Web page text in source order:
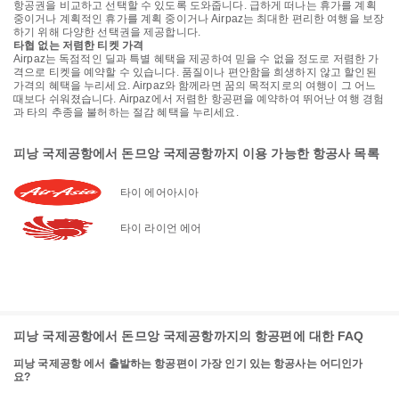
항공권을 비교하고 선택할 수 있도록 도와줍니다. 급하게 떠나는 휴가를 계획
중이거나 계획적인 휴가를 계획 중이거나 Airpaz는 최대한 편리한 여행을 보장
하기 위해 다양한 선택권을 제공합니다.
타협 없는 저렴한 티켓 가격
Airpaz는 독점적인 딜과 특별 혜택을 제공하여 믿을 수 없을 정도로 저렴한 가
격으로 티켓을 예약할 수 있습니다. 품질이나 편안함을 희생하지 않고 할인된
가격의 혜택을 누리세요. Airpaz와 함께라면 꿈의 목적지로의 여행이 그 어느
때보다 쉬워졌습니다. Airpaz에서 저렴한 항공편을 예약하여 뛰어난 여행 경험
과 타의 추종을 불허하는 절감 혜택을 누리세요.
피낭 국제공항에서 돈므앙 국제공항까지 이용 가능한 항공사 목록
타이 에어아시아
타이 라이언 에어
피낭 국제공항에서 돈므앙 국제공항까지의 항공편에 대한 FAQ
피낭 국제공항 에서 출발하는 항공편이 가장 인기 있는 항공사는 어디인가
요?